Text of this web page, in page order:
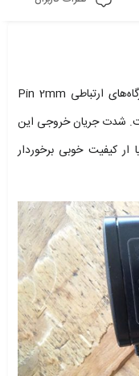
با درگاه‌های ارتباطی Pin 2mm
شدت جریان خروجی این
ار کیفیت خوبی برخوردار